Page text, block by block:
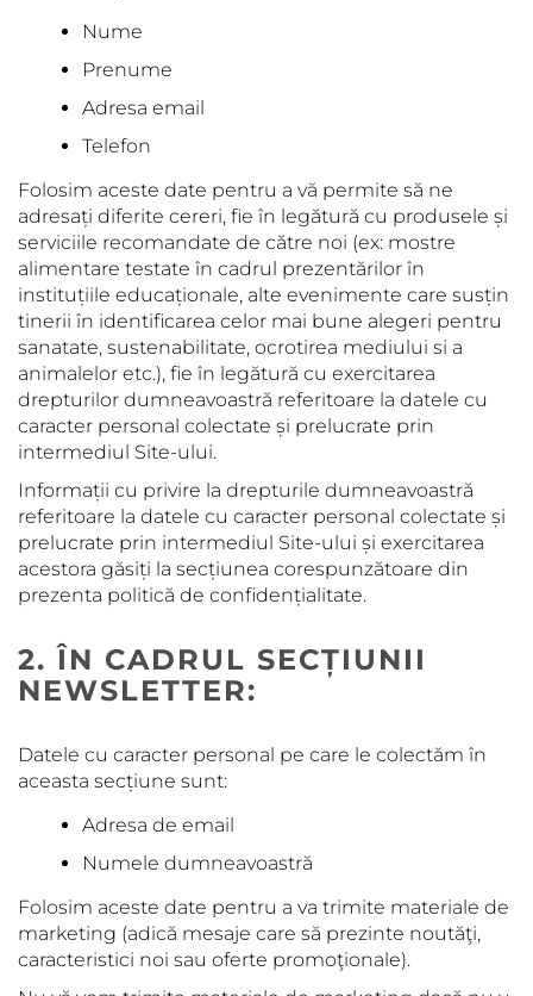
Nume
Prenume
Adresa email
Telefon
Folosim aceste date pentru a vă permite să ne
adresați diferite cereri, fie în legătură cu produsele și
serviciile recomandate de către noi (ex: mostre
alimentare testate în cadrul prezentărilor în
instituțiile educaționale, alte evenimente care susțin
tinerii în identificarea celor mai bune alegeri pentru
sanatate, sustenabilitate, ocrotirea mediului si a
animalelor etc.), fie în legătură cu exercitarea
drepturilor dumneavoastră referitoare la datele cu
caracter personal colectate și prelucrate prin
intermediul Site-ului.
Informații cu privire la drepturile dumneavoastră
referitoare la datele cu caracter personal colectate și
prelucrate prin intermediul Site-ului și exercitarea
acestora găsiți la secțiunea corespunzătoare din
prezenta politică de confidențialitate.
2. ÎN CADRUL SECȚIUNII
NEWSLETTER:
Datele cu caracter personal pe care le colectăm în
aceasta secțiune sunt:
Adresa de email
Numele dumneavoastră
Folosim aceste date pentru a va trimite materiale de
marketing (adică mesaje care să prezinte noutăţi,
caracteristici noi sau oferte promoţionale).